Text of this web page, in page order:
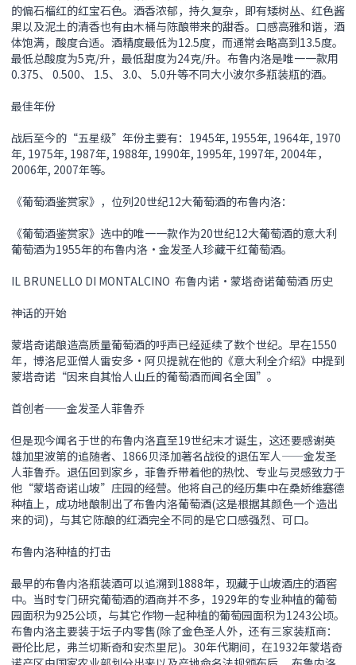
的偏石榴红的红宝石色。酒香浓郁，持久复杂，即有矮树丛、红色酱
果以及泥土的清香也有由木桶与陈酿带来的甜香。口感高雅和谐，酒
体饱满，酸度合适。酒精度最低为12.5度，而通常会略高到13.5度。
最低总酸度为5克/升，最低甜度为24克/升。布鲁内洛是唯一一款用
0.375、 0.500、 1.5、 3.0、 5.0升等不同大小波尔多瓶装瓶的酒。
最佳年份
战后至今的“五星级”年份主要有：1945年, 1955年, 1964年, 1970
年, 1975年, 1987年, 1988年, 1990年, 1995年, 1997年, 2004年，
2006年, 2007年等。
《葡萄酒鉴赏家》，位列20世纪12大葡萄酒的布鲁内洛：
《葡萄酒鉴赏家》选中的唯一一款作为20世纪12大葡萄酒的意大利
葡萄酒为1955年的布鲁内洛•金发圣人珍藏干红葡萄酒。
IL BRUNELLO DI MONTALCINO 布鲁内诺•蒙塔奇诺葡萄酒 历史
神话的开始
蒙塔奇诺酿造高质量葡萄酒的呼声已经延续了数个世纪。早在1550
年，博洛尼亚僧人雷安多•阿贝提就在他的《意大利全介绍》中提到
蒙塔奇诺“因来自其怡人山丘的葡萄酒而闻名全国”。
首创者——金发圣人菲鲁乔
但是现今闻名于世的布鲁内洛直至19世纪末才诞生，这还要感谢英
雄加里波第的追随者、1866贝泽加著名战役的退伍军人——金发圣
人菲鲁乔。退伍回到家乡，菲鲁乔带着他的热忱、专业与灵感致力于
他“蒙塔奇诺山坡”庄园的经营。他将自己的经历集中在桑娇维塞德
种植上，成功地酿制出了布鲁内洛葡萄酒(这是根据其颜色一个造出
来的词)，与其它陈酿的红酒完全不同的是它口感强烈、可口。
布鲁内洛种植的打击
最早的布鲁内洛瓶装酒可以追溯到1888年，现藏于山坡酒庄的酒窖
中。当时专门研究葡萄酒的酒商并不多，1929年的专业种植的葡萄
园面积为925公顷，与其它作物一起种植的葡萄园面积为1243公顷。
布鲁内洛主要装于坛子内零售(除了金色圣人外，还有三家装瓶商：
哥伦比尼，弗兰切斯奇和安杰里尼)。30年代期间，在1932年蒙塔奇